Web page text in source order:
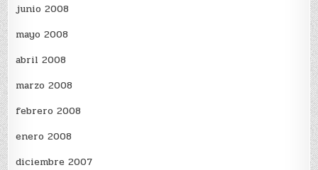
junio 2008
mayo 2008
abril 2008
marzo 2008
febrero 2008
enero 2008
diciembre 2007